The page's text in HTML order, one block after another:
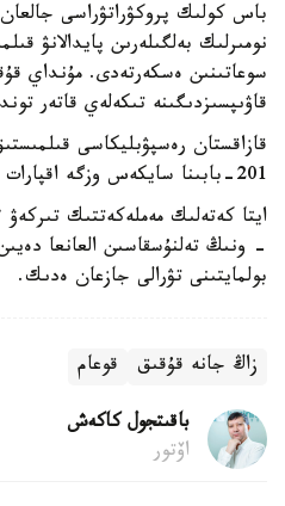
باس كولىك پروكۋراتۋراسى
نومىرلىك بەلگىلەرىن پايدالانۋ
سوعاتىنىن ەسكەرتەدى. مۇنداي
قاۋىپسىزدىگىنە تىكەلەي قاتەر
قازاقستان رەسپۋبليكاسى
201-بابىنا سايكەس وزگە اقپارات جاريا ەتۋگە جاتپايدى.
ايتا كەتەلىك مەملەكەتتىك
- ونىڭ تەلنۇسقاسىن العانعا
بولمايتىنى تۋرالى جازعان ەدىك.
زاڭ جانە قۇقىق قوعام
باقىتجول كاكەش
اۆتور